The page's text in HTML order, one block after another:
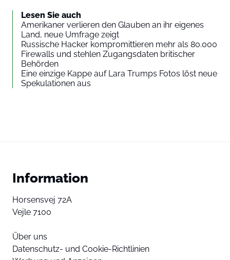
Lesen Sie auch
Amerikaner verlieren den Glauben an ihr eigenes
Land, neue Umfrage zeigt
Russische Hacker kompromittieren mehr als 80.000
Firewalls und stehlen Zugangsdaten britischer
Behörden
Eine einzige Kappe auf Lara Trumps Fotos löst neue
Spekulationen aus
Information
Horsensvej 72A
Vejle 7100
Über uns
Datenschutz- und Cookie-Richtlinien